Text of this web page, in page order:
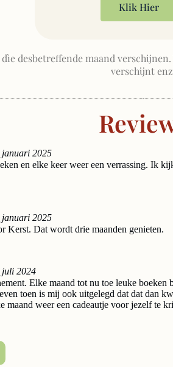
Klik Hier
desbetreffende maand
verschijnt
januari 2025
en elke keer weer een verrassing. Ik
januari 2025
Kerst. Dat wordt drie maanden genieten.
juli 2024
Elke maand tot nu toe leuke
toen is mij ook uitgelegd dat dat dan
maand weer een cadeautje voor jezelf te